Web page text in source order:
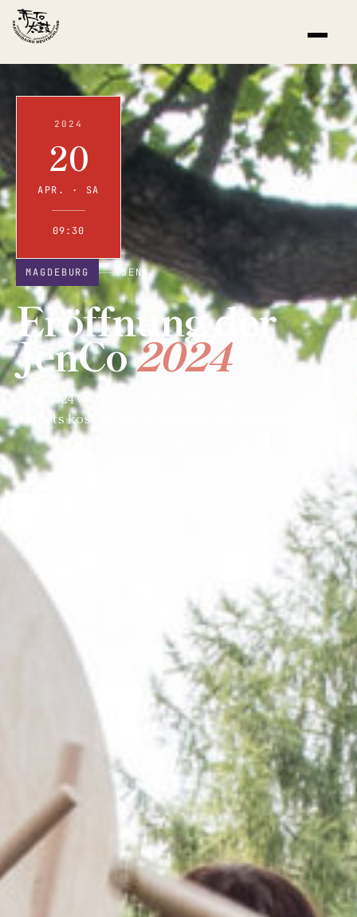
2024
20
APR. · SA
09:30
MAGDEBURG JENA
Eröffnung der
JenCo2024
20.04.2024 @ 11:30 - 12:45 - Eröffnung zur JenCo.
Tickets kosten 28€ für den ganzen Samstag und die
gibt es hier: https://www.jenaco.de/ticket-shop/